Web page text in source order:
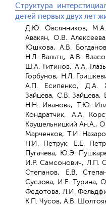
Структура
детей первых двух лет
Д.Ю. Овсянников,
Авакян, О.В.
Юшкова, А.В.
Н.Л. Вальтц, А.В.
Ш.А. Гитинов, А.А.
Горбунов, Н.Л.
А.П. Есипенко, Д.А.
Зайцева, С.В. Зайцева,
Н.Н. Иванова, Т.Ю.
Кондратчик, А.А.
Крушельницкий Ан.А.,
Марченков, Т.И.
Н.И. Петрук, Е.Е.
Пугачева, Ю.Э.
И.Р. Самсонович, Л.П.
Степанов, Е.В.
Суслова, И.Е. Турина,
Федотова, Л.И.
К.П. Чусов, А.В.